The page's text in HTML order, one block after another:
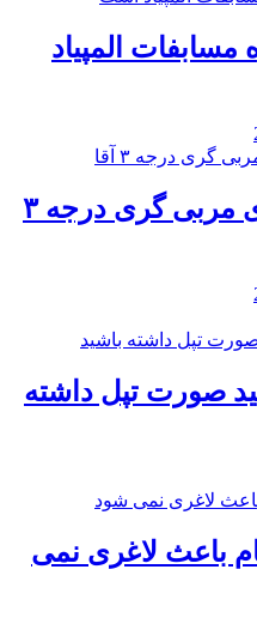
مسابفات المپیاد
کلاس تئوری مربی گری درجه ۳
صورت تپل داشته
باعث لاغری نمی